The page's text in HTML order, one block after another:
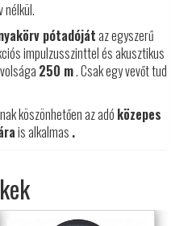
nélkül.
pótadójátaz egyszerű
impulzusszinttel és akusztikus
250 m. Csak egy vevőt tud
köszönhetően az adó közepes
is alkalmas .